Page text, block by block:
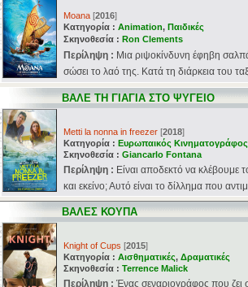
Moana [2016]
Κατηγορία : Animation, Παιδικές
Σκηνοθεσία : Ron Clements
Περίληψη : Μια ριψοκίνδυνη έφηβη
σώσει το λαό της. Κατά τη διάρκεια του
ΒΑΛΕ ΤΗ ΓΙΑΓΙΑ ΣΤΟ ΨΥΓΕΙΟ
Metti la nonna in freezer [2018]
Κατηγορία : Ευρωπαικός Κινηματογράφος
Σκηνοθεσία : Giancarlo Fontana
Περίληψη : Είναι αποδεκτό να κλέβουμε
και εκείνο; Αυτό είναι το δίλλημα που
ΒΑΛΕΣ ΚΟΥΠΑ
Knight of Cups [2015]
Κατηγορία : Αισθηματικές, Δραματικές
Σκηνοθεσία : Terrence Malick
Περίληψη : Ένας σεναριογράφος που ζει